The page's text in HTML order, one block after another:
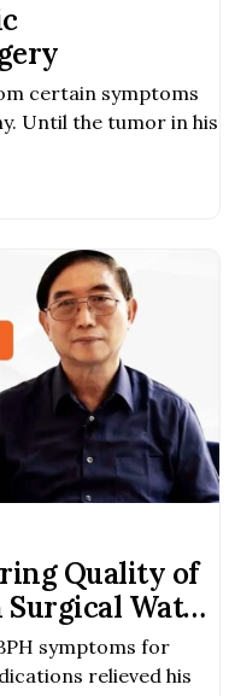
certain symptoms
Until the tumor in his
Quality of
Water
symptoms for
relieved his